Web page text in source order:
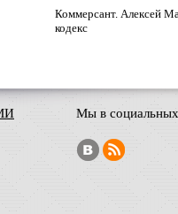
Коммерсант. Алексей
кодекс
Мы в